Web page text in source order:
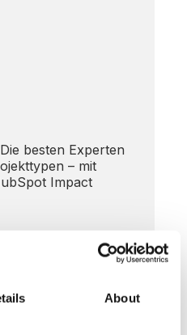
About
Die besten Experten
– mit
Impact